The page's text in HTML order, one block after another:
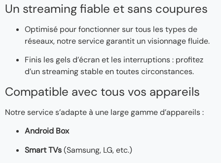
Un streaming fiable et sans coupures
Optimisé pour fonctionner sur tous les types de
réseaux, notre service garantit un visionnage fluide.
Finis les gels d’écran et les interruptions : profitez
d’un streaming stable en toutes circonstances.
Compatible avec tous vos appareils
Notre service s’adapte à une large gamme d’appareils :
Android Box
Smart TVs(Samsung, LG, etc.)